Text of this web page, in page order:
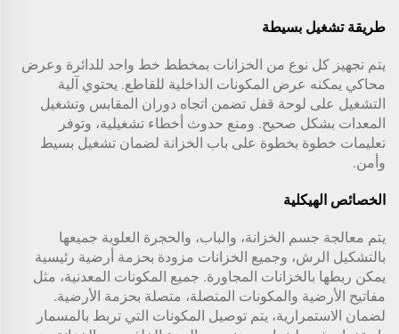
طريقة تشغيل بسيطة
يتم تجهيز كل نوع من الخزانات بمخطط خط واحد للدائرة وعرض
محاكي يمكنه عرض المكونات الداخلية للقاطع. يحتوي آلية
التشغيل على لوحة قفل تضمن اتجاه دوران المقابس وتشغيل
المعدات بشكل صحيح. ومنع حدوث أخطاء تشغيلية، وتوفر
تعليمات خطوة بخطوة على باب الخزانة لضمان تشغيل بسيط
وأمن.
الخصائص الهيكلية
يتم معالجة جسم الخزانة، والباب، والحجرة العلوية جميعها
بالتشكيل الرش، وجميع الخزانات مزودة بحزمة أرضية رئيسية
يمكن ربطها بالخزانات المجاورة. جميع المكونات المعدنية، مثل
مفاتيح الأرضية والمكونات المتصلة، متصلة بحزمة الأرضية.
لضمان الاستمرارية، يتم توصيل المكونات التي تربط بالمسمار